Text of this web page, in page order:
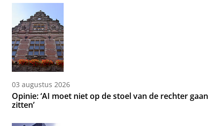
03 augustus 2026
Opinie: ‘AI moet niet op de stoel van de rechter gaan
zitten’